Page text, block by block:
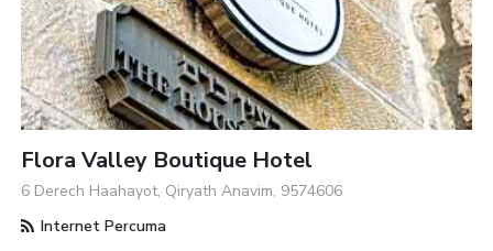
Flora Valley Boutique Hotel
6 Derech Haahayot, Qiryath Anavim, 9574606
Internet Percuma